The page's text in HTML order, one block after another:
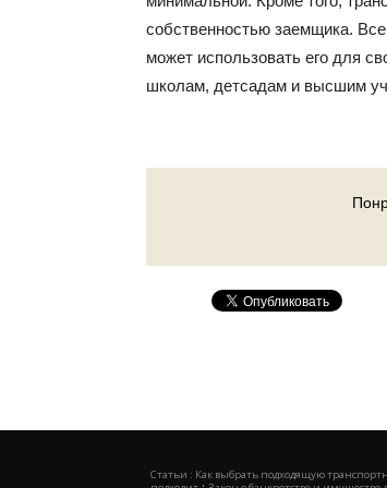
собственностью заемщика.
может использовать его для
школам, детсадам и высшим
Статьи : Как выбрать подходящую